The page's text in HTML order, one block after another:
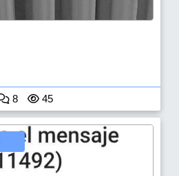
8 45